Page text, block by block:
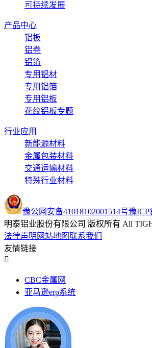
可持续发展
产品中心
铝板
铝卷
铝箔
专用铝材
专用铝箔
专用铝板
花纹铝板专题
行业应用
新能源材料
金属包装材料
交通运输材料
特殊行业材料
豫公网安备41018102001514号豫ICP
明泰铝业股份有限公司 版权所有 All
法律声明 网站地图联系我们
友情链接
CBC金属网
亚马逊erp系统